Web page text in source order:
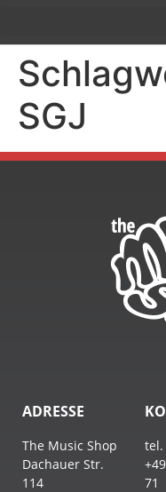
SGJ
ADRESSE
The Music Shop
Dachauer Str.
114
tel.
71